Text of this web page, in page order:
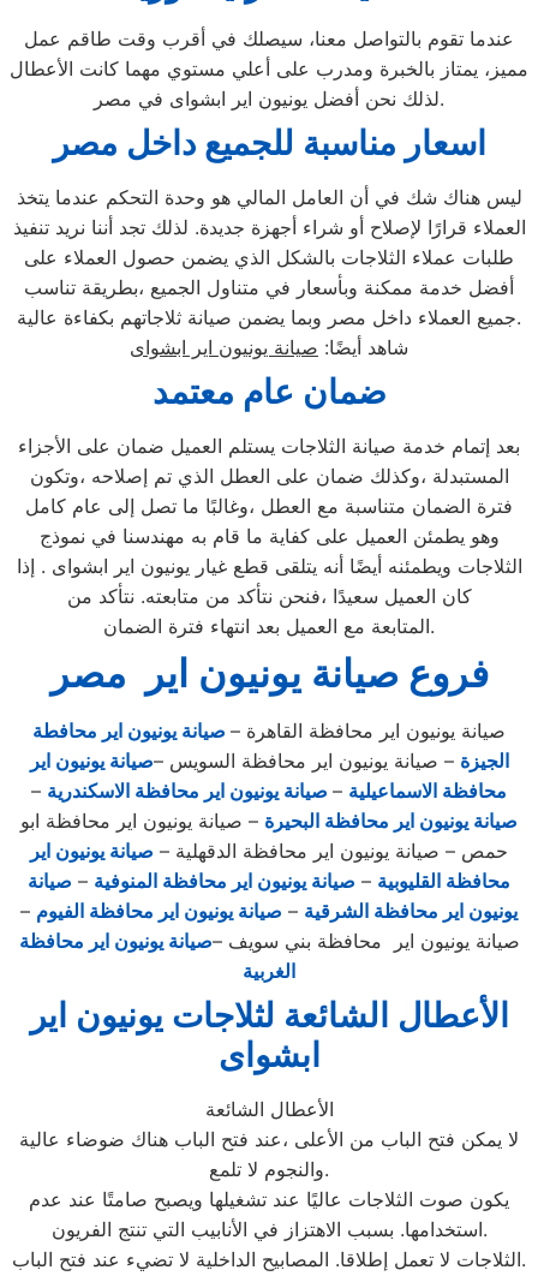
عندما تقوم بالتواصل معنا، سيصلك في أقرب وقت طاقم عمل
مميز، يمتاز بالخبرة ومدرب على أعلي مستوي مهما كانت الأعطال
لذلك نحن أفضل يونيون اير ابشواى في مصر.
اسعار مناسبة للجميع داخل مصر
ليس هناك شك في أن العامل المالي هو وحدة التحكم عندما يتخذ
العملاء قرارًا لإصلاح أو شراء أجهزة جديدة. لذلك تجد أننا نريد تنفيذ
طلبات عملاء الثلاجات بالشكل الذي يضمن حصول العملاء على
أفضل خدمة ممكنة وبأسعار في متناول الجميع ،بطريقة تناسب
جميع العملاء داخل مصر وبما يضمن صيانة ثلاجاتهم بكفاءة عالية.
شاهد أيضًا: صيانة يونيون اير ابشواى
ضمان عام معتمد
بعد إتمام خدمة صيانة الثلاجات يستلم العميل ضمان على الأجزاء
المستبدلة ،وكذلك ضمان على العطل الذي تم إصلاحه ،وتكون
فترة الضمان متناسبة مع العطل ،وغالبًا ما تصل إلى عام كامل
وهو يطمئن العميل على كفاية ما قام به مهندسنا في نموذج
الثلاجات ويطمئنه أيضًا أنه يتلقى قطع غيار يونيون اير ابشواى . إذا
كان العميل سعيدًا ،فنحن نتأكد من متابعته. نتأكد من
المتابعة مع العميل بعد انتهاء فترة الضمان.
فروع صيانة يونيون اير مصر
صيانة يونيون اير محافظة القاهرة – صيانة يونيون اير محافطة
الجيزة – صيانة يونيون اير محافظة السويس –صيانة يونيون اير
محافظة الاسماعيلية – صيانة يونيون اير محافظة الاسكندرية –
صيانة يونيون اير محافظة البحيرة – صيانة يونيون اير محافظة ابو
حمص – صيانة يونيون اير محافظة الدقهلية – صيانة يونيون اير
محافظة القليوبية – صيانة يونيون اير محافظة المنوفية – صيانة
يونيون اير محافظة الشرقية – صيانة يونيون اير محافظة الفيوم –
صيانة يونيون اير محافظة بني سويف –صيانة يونيون اير محافظة
الغربية
الأعطال الشائعة لثلاجات يونيون اير
ابشواى
الأعطال الشائعة
لا يمكن فتح الباب من الأعلى ،عند فتح الباب هناك ضوضاء عالية
والنجوم لا تلمع.
يكون صوت الثلاجات عاليًا عند تشغيلها ويصبح صامتًا عند عدم
استخدامها. بسبب الاهتزاز في الأنابيب التي تنتج الفريون.
الثلاجات لا تعمل إطلاقا. المصابيح الداخلية لا تضيء عند فتح الباب.